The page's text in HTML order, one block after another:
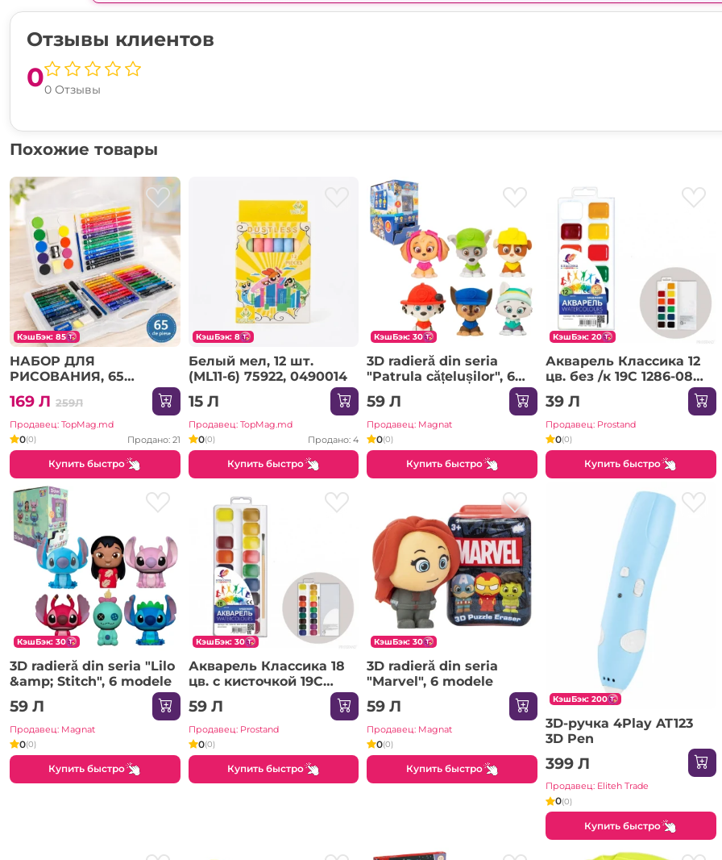
Отзывы клиентов
00 Отзывы
Похожие товары
КэшБэк: 85
НАБОР ДЛЯ
РИСОВАНИЯ, 65
ПРЕДМЕТОВ (A-1001)
169 Л 259Л
Продавец: TopMag.md
0(0) Продано: 21
Купить быстро
КэшБэк: 8
Белый мел, 12 шт.
(ML11-6) 75922, 0490014
15 Л
Продавец: TopMag.md
0(0) Продано: 4
Купить быстро
КэшБэк: 30
3D radieră din seria
"Patrula cățelușilor", 6
modele
59 Л
Продавец: Magnat
0(0)
Купить быстро
КэшБэк: 20
Акварель Классика 12
цв. без /к 19С 1286-08
Луч /48
39 Л
Продавец: Prostand
0(0)
Купить быстро
КэшБэк: 30
3D radieră din seria "Lilo
&amp; Stitch", 6 modele
59 Л
Продавец: Magnat
0(0)
Купить быстро
КэшБэк: 30
Акварель Классика 18
цв. с кисточкой 19С
59 Л
Продавец: Prostand
0(0)
Купить быстро
КэшБэк: 30
3D radieră din seria
"Marvel", 6 modele
59 Л
Продавец: Magnat
0(0)
Купить быстро
КэшБэк: 200
3D-ручка 4Play AT123
3D Pen
399 Л
Продавец: Eliteh Trade
0(0)
Купить быстро